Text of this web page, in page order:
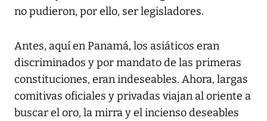
no pudieron, por ello, ser legisladores.
Antes, aquí en Panamá, los asiáticos eran
discriminados y por mandato de las primeras
constituciones, eran indeseables. Ahora, largas
comitivas oficiales y privadas viajan al oriente a
buscar el oro, la mirra y el incienso deseables